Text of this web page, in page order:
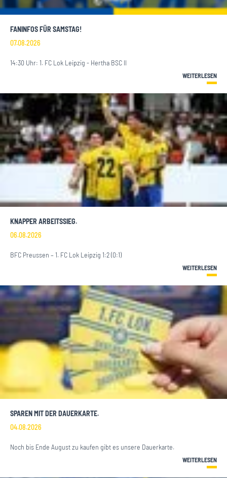
FANINFOS FÜR SAMSTAG!
07.08.2026
14:30 Uhr: 1. FC Lok Leipzig - Hertha BSC II
WEITERLESEN
KNAPPER ARBEITSSIEG.
06.08.2026
BFC Preussen – 1. FC Lok Leipzig 1:2 (0:1)
WEITERLESEN
SPAREN MIT DER DAUERKARTE.
04.08.2026
Noch bis Ende August zu kaufen gibt es unsere Dauerkarte.
WEITERLESEN